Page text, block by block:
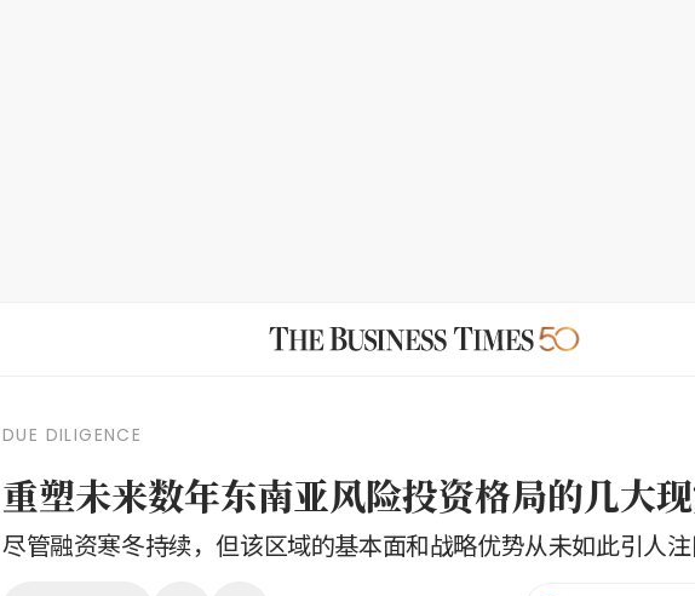
DUE DILIGENCE
重塑未来数年东南亚风险投资格局的几大
尽管融资寒冬持续，但该区域的基本面和战略优势从未如此引人